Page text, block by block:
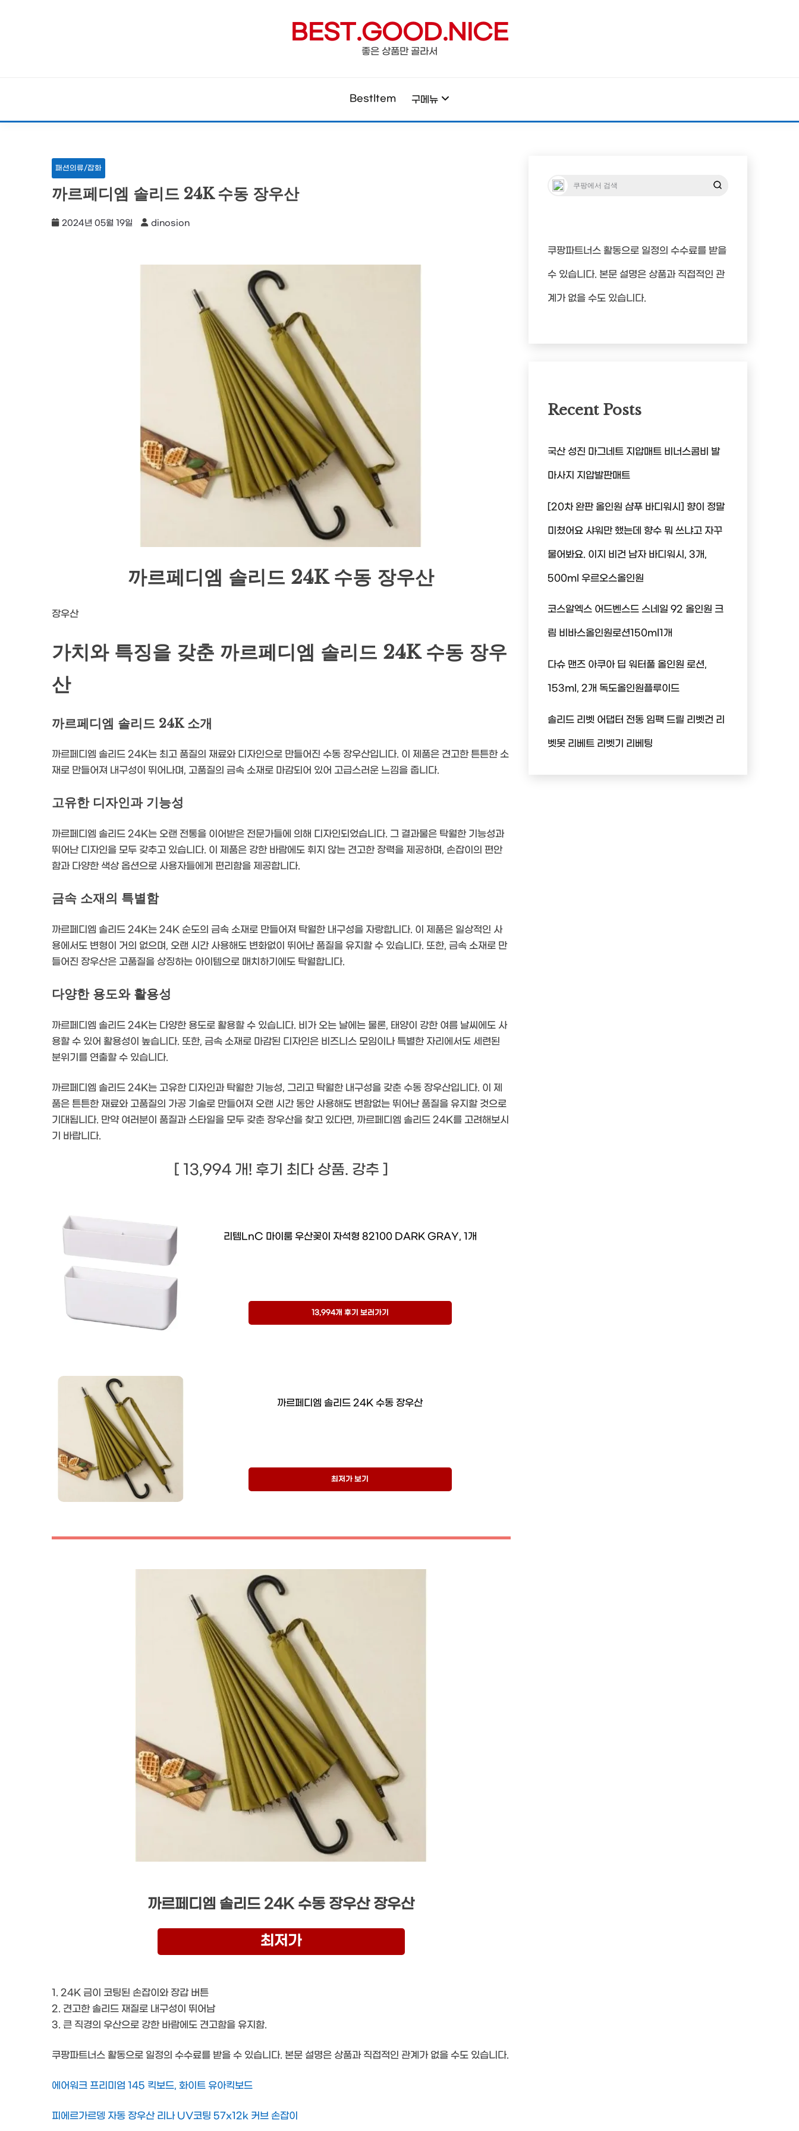
BEST.GOOD.NICE
좋은 상품만 골라서
BestItem 구메뉴
패션의류/잡화
까르페디엠 솔리드 24K 수동 장우산
2024년 05월 19일 dinosion
까르페디엠 솔리드 24K 수동 장우산
장우산
가치와 특징을 갖춘 까르페디엠 솔리드 24K 수동 장우
산
까르페디엠 솔리드 24K 소개
까르페디엠 솔리드 24K는 최고 품질의 재료와 디자인으로 만들어진 수동 장우산입니다. 이 제품은 견고한 튼튼한 소
재로 만들어져 내구성이 뛰어나며, 고품질의 금속 소재로 마감되어 있어 고급스러운 느낌을 줍니다.
고유한 디자인과 기능성
까르페디엠 솔리드 24K는 오랜 전통을 이어받은 전문가들에 의해 디자인되었습니다. 그 결과물은 탁월한 기능성과
뛰어난 디자인을 모두 갖추고 있습니다. 이 제품은 강한 바람에도 휘지 않는 견고한 장력을 제공하며, 손잡이의 편안
함과 다양한 색상 옵션으로 사용자들에게 편리함을 제공합니다.
금속 소재의 특별함
까르페디엠 솔리드 24K는 24K 순도의 금속 소재로 만들어져 탁월한 내구성을 자랑합니다. 이 제품은 일상적인 사
용에서도 변형이 거의 없으며, 오랜 시간 사용해도 변화없이 뛰어난 품질을 유지할 수 있습니다. 또한, 금속 소재로 만
들어진 장우산은 고품질을 상징하는 아이템으로 매치하기에도 탁월합니다.
다양한 용도와 활용성
까르페디엠 솔리드 24K는 다양한 용도로 활용할 수 있습니다. 비가 오는 날에는 물론, 태양이 강한 여름 날씨에도 사
용할 수 있어 활용성이 높습니다. 또한, 금속 소재로 마감된 디자인은 비즈니스 모임이나 특별한 자리에서도 세련된
분위기를 연출할 수 있습니다.
까르페디엠 솔리드 24K는 고유한 디자인과 탁월한 기능성, 그리고 탁월한 내구성을 갖춘 수동 장우산입니다. 이 제
품은 튼튼한 재료와 고품질의 가공 기술로 만들어져 오랜 시간 동안 사용해도 변함없는 뛰어난 품질을 유지할 것으로
기대됩니다. 만약 여러분이 품질과 스타일을 모두 갖춘 장우산을 찾고 있다면, 까르페디엠 솔리드 24K를 고려해보시
기 바랍니다.
[ 13,994 개! 후기 최다 상품. 강추 ]
리템LnC 마이룸 우산꽂이 자석형 82100 DARK GRAY, 1개
13,994개 후기 보러가기
까르페디엠 솔리드 24K 수동 장우산
최저가 보기
까르페디엠 솔리드 24K 수동 장우산 장우산
최저가
1. 24K 금이 코팅된 손잡이와 장갑 버튼
2. 견고한 솔리드 재질로 내구성이 뛰어남
3. 큰 직경의 우산으로 강한 바람에도 견고함을 유지함.
쿠팡파트너스 활동으로 일정의 수수료를 받을 수 있습니다. 본문 설명은 상품과 직접적인 관계가 없을 수도 있습니다.
에어워크 프리미엄 145 킥보드, 화이트 유아킥보드
피에르가르뎅 자동 장우산 리나 UV코팅 57x12k 커브 손잡이
쿠팡파트너스 활동으로 일정의 수수료를 받을
수 있습니다. 본문 설명은 상품과 직접적인 관
계가 없을 수도 있습니다.
Recent Posts
국산 성진 마그네트 지압매트 비너스콤비 발
마사지 지압발판매트
[20차 완판 올인원 샴푸 바디워시] 향이 정말
미쳤어요 샤워만 했는데 향수 뭐 쓰냐고 자꾸
물어봐요. 이지 비건 남자 바디워시, 3개,
500ml 우르오스올인원
코스알엑스 어드벤스드 스네일 92 올인원 크
림 비바스올인원로션150ml1개
다슈 맨즈 아쿠아 딥 워터풀 올인원 로션,
153ml, 2개 독도올인원플루이드
솔리드 리벳 어댑터 전동 임팩 드릴 리벳건 리
벳못 리베트 리벳기 리베팅